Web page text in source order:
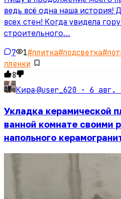
ведь всё одна наша история!
всех стен! Когда увидела
строительного…
7 1#плитка#подсветка#
пленки
8
Кира·@user_620 · 6 авг.
Укладка керамической
ванной комнате своими
напольного